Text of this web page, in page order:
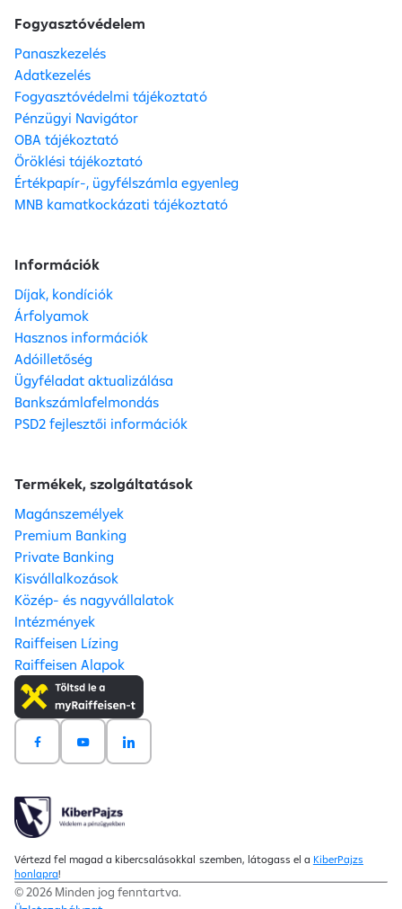
Fogyasztóvédelem
Panaszkezelés
Adatkezelés
Fogyasztóvédelmi tájékoztató
Pénzügyi Navigátor
OBA tájékoztató
Öröklési tájékoztató
Értékpapír-, ügyfélszámla egyenleg
MNB kamatkockázati tájékoztató
Információk
Díjak, kondíciók
Árfolyamok
Hasznos információk
Adóilletőség
Ügyféladat aktualizálása
Bankszámlafelmondás
PSD2 fejlesztői információk
Termékek, szolgáltatások
Magánszemélyek
Premium Banking
Private Banking
Kisvállalkozások
Közép- és nagyvállalatok
Intézmények
Raiffeisen Lízing
Raiffeisen Alapok
Vértezd fel magad a kibercsalásokkal szemben, látogass el a KiberPajzs
honlapra!
© 2026 Minden jog fenntartva.